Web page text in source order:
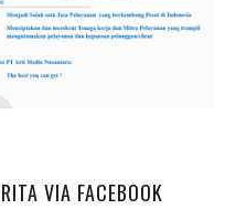
VIA FACEBOOK